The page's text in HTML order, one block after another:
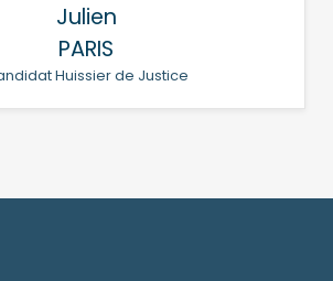
Julien
PARIS
Huissier de Justice